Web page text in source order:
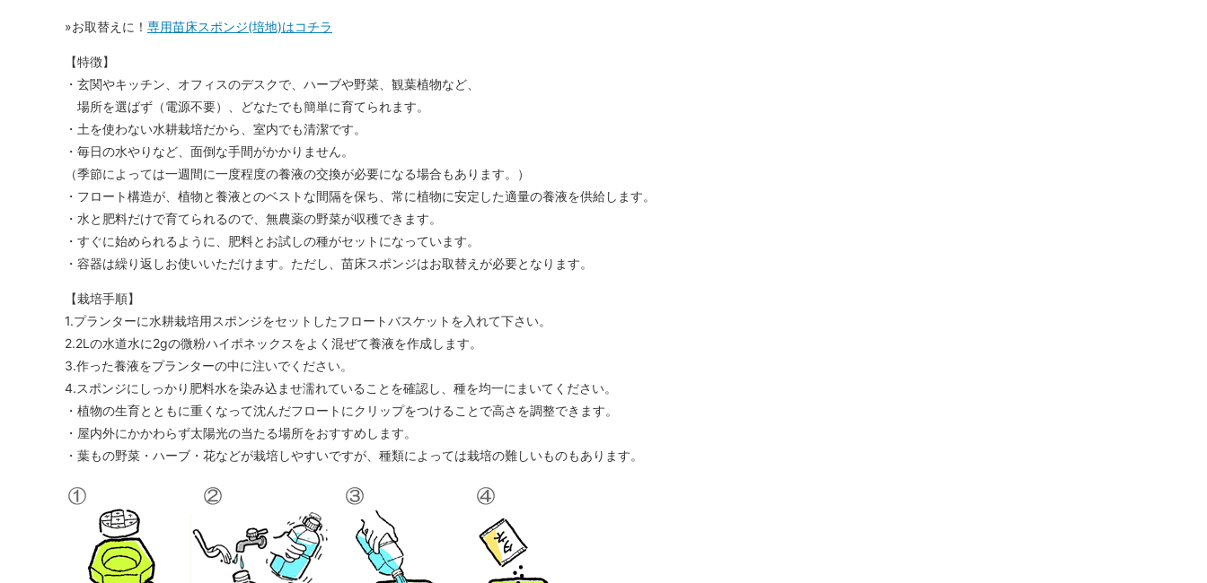
»お取替えに！ 専用苗床スポンジ(培地)はコチラ
【特徴】
・玄関やキッチン、オフィスのデスクで、ハーブや野菜、観葉植物など、
場所を選ばず（電源不要）、どなたでも簡単に育てられます。
・土を使わない水耕栽培だから、室内でも清潔です。
・毎日の水やりなど、面倒な手間がかかりません。
（季節によっては一週間に一度程度の養液の交換が必要になる場合もあります。）
・フロート構造が、植物と養液とのベストな間隔を保ち、常に植物に安定した適量の養液を供給します。
・水と肥料だけで育てられるので、無農薬の野菜が収穫できます。
・すぐに始められるように、肥料とお試しの種がセットになっています。
・容器は繰り返しお使いいただけます。ただし、苗床スポンジはお取替えが必要となります。
【栽培手順】
1.プランターに水耕栽培用スポンジをセットしたフロートバスケットを入れて下さい。
2.2Lの水道水に2gの微粉ハイポネックスをよく混ぜて養液を作成します。
3.作った養液をプランターの中に注いでください。
4.スポンジにしっかり肥料水を染み込ませ濡れていることを確認し、種を均一にまいてください。
・植物の生育とともに重くなって沈んだフロートにクリップをつけることで高さを調整できます。
・屋内外にかかわらず太陽光の当たる場所をおすすめします。
・葉もの野菜・ハーブ・花などが栽培しやすいですが、種類によっては栽培の難しいものもあります。